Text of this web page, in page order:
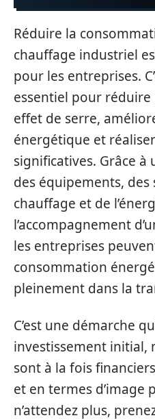
Réduire la
chauffage industriel
pour les entreprises.
essentiel pour réduire
effet de serre,
énergétique et
significatives. Grâce
des équipements, des
chauffage et de
l’accompagnement
les entreprises
consommation
pleinement dans la
C’est une démarche
investissement initial,
sont à la fois
et en termes d’image
n’attendez plus,